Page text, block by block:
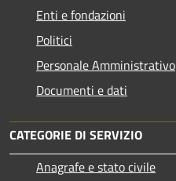
Enti e fondazioni
Politici
Personale Amministrativo
Documenti e dati
CATEGORIE DI SERVIZIO
Anagrafe e stato civile